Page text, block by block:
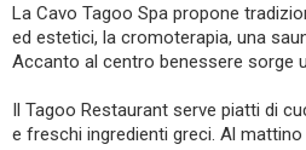
La Cavo Tagoo Spa propone
ed estetici, la cromoterapia, una
Accanto al centro benessere sorge
Il Tagoo Restaurant serve piatti di
e freschi ingredienti greci. Al